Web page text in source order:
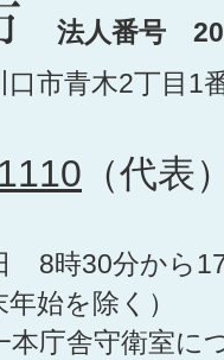
法人番号
市青木2丁目1
（代表
8時30分から
始を除く）
本庁舎守衛室に